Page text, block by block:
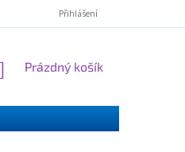
ESSOX - nákup na splátky
Přihlášení
NÁKUPNÍ
Prázdný košík